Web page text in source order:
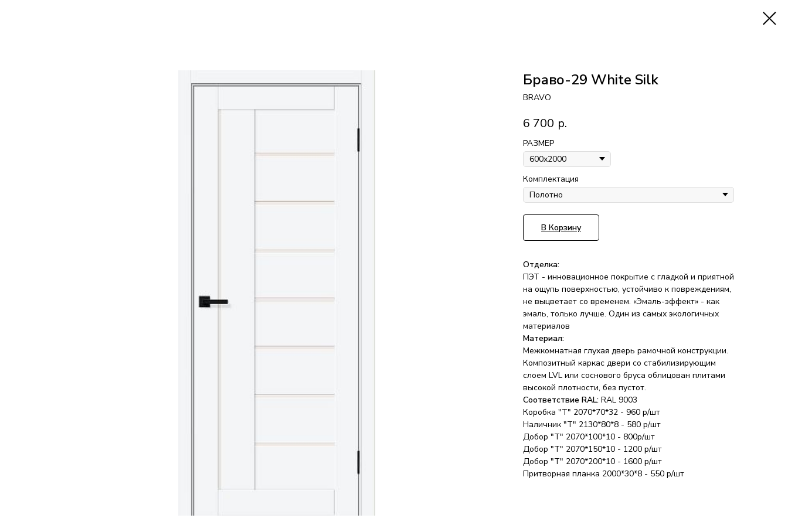
Браво-29 White Silk
BRAVO
6 700 р.
РАЗМЕР
Комплектация
В Корзину
Отделка:
ПЭТ - инновационное покрытие c гладкой и приятной
на ощупь поверхностью, устойчиво к повреждениям,
не выцветает со временем. «Эмаль-эффект» - как
эмаль, только лучше. Один из самых экологичных
материалов
Материал:
Межкомнатная глухая дверь рамочной конструкции.
Композитный каркас двери со стабилизирующим
слоем LVL или соснового бруса облицован плитами
высокой плотности, без пустот.
Соответствие RAL: RAL 9003
Коробка "Т" 2070*70*32 - 960 р/шт
Наличник "Т" 2130*80*8 - 580 р/шт
Добор "Т" 2070*100*10 - 800р/шт
Добор "Т" 2070*150*10 - 1200 р/шт
Добор "Т" 2070*200*10 - 1600 р/шт
Притворная планка 2000*30*8 - 550 р/шт